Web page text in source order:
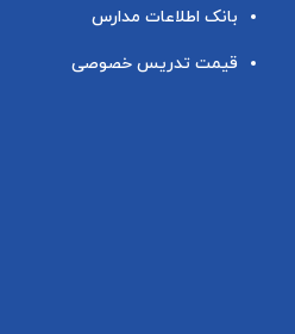
بانک اطلاعات مدارس
قیمت تدریس خصوصی